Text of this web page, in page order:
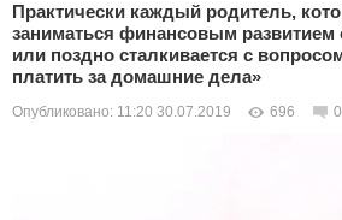
ПОЛИТИКА
Практически каждый родитель,
заниматься финансовым развитием
или поздно сталкивается с
платить за домашние дела»
Опубликовано: 11:20 30.07.2019 696 0